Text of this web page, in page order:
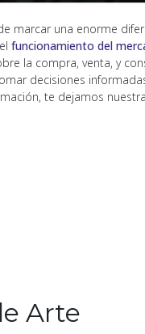
una enorme
funcionamiento del
la compra, venta, y
decisiones
te dejamos
Arte